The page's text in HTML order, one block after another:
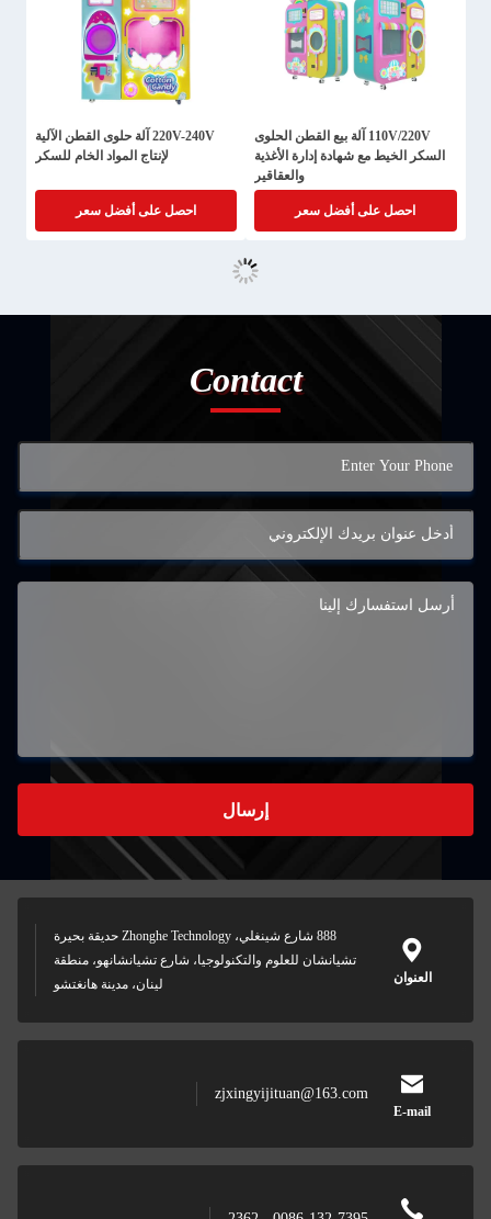
110V/220V آلة بيع القطن الحلوى
السكر الخيط مع شهادة إدارة الأغذية
والعقاقير
احصل على أفضل سعر
220V-240V آلة حلوى القطن الآلية
لإنتاج المواد الخام للسكر
احصل على أفضل سعر
Contact
إرسال
العنوان
888 شارع شينغلي، Zhonghe Technology حديقة بحيرة
تشيانشان للعلوم والتكنولوجيا، شارع تشيانشانهو، منطقة
لينان، مدينة هانغتشو
E-mail
zjxingyijituan@163.com